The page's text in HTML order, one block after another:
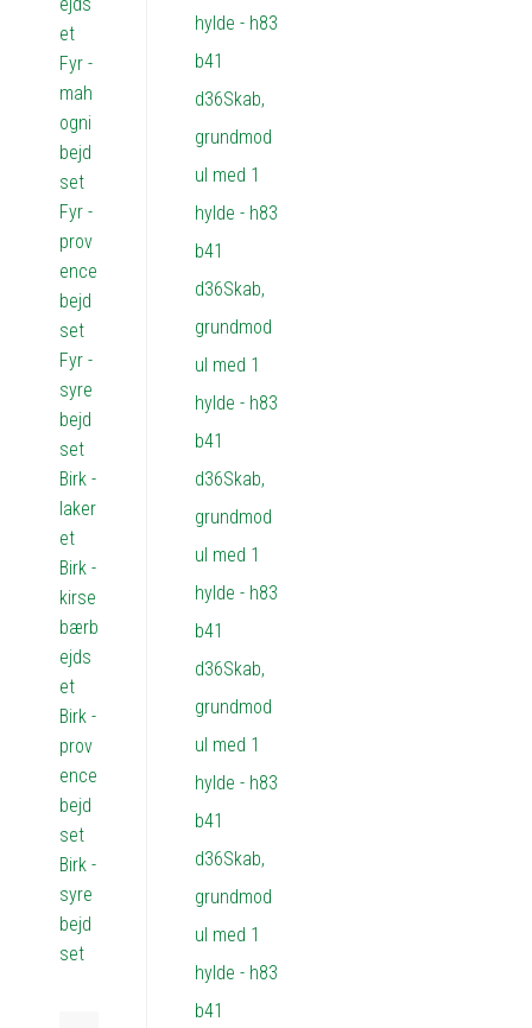
et
Fyr -
mah
ogni
bejd
set
Fyr -
prov
ence
bejd
set
Fyr -
syre
bejd
set
Birk -
laker
et
Birk -
kirse
bærb
ejds
et
Birk -
prov
ence
bejd
set
Birk -
syre
bejd
set